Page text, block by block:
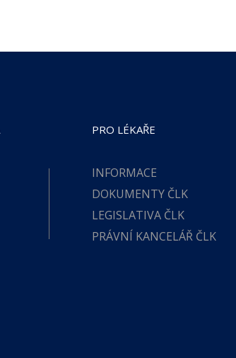
PRO LÉKAŘE
INFORMACE
DOKUMENTY ČLK
LEGISLATIVA ČLK
PRÁVNÍ KANCELÁŘ ČLK